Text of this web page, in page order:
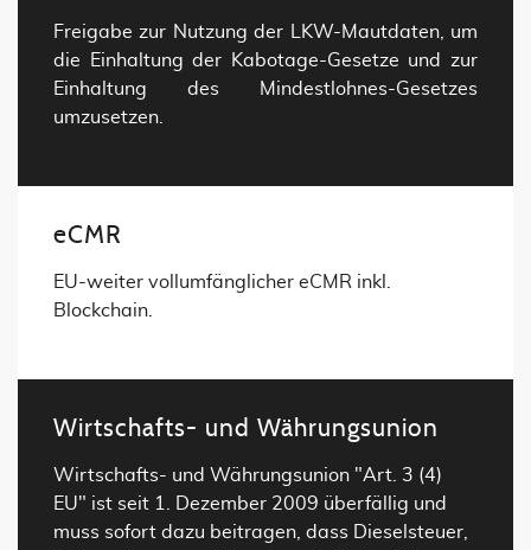
Freigabe zur Nutzung der LKW-Mautdaten, um
die Einhaltung der Kabotage-Gesetze und zur
Einhaltung des Mindestlohnes-Gesetzes
umzusetzen.
eCMR
EU-weiter vollumfänglicher eCMR inkl.
Blockchain.
Wirtschafts- und Währungsunion
Wirtschafts- und Währungsunion "Art. 3 (4)
EU" ist seit 1. Dezember 2009 überfällig und
muss sofort dazu beitragen, dass Dieselsteuer,